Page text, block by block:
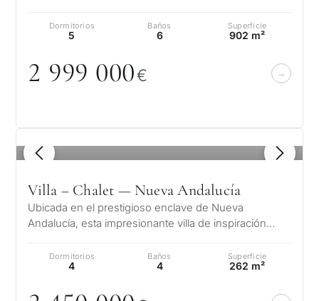
Dormitorios
5
Baños
6
Superficie
902 m²
2 999 000€
1 / 8
Villa – Chalet — Nueva Andalucía
Ubicada en el prestigioso enclave de Nueva
Andalucía, esta impresionante villa de inspiración
Dormitorios
4
Baños
4
Superficie
262 m²